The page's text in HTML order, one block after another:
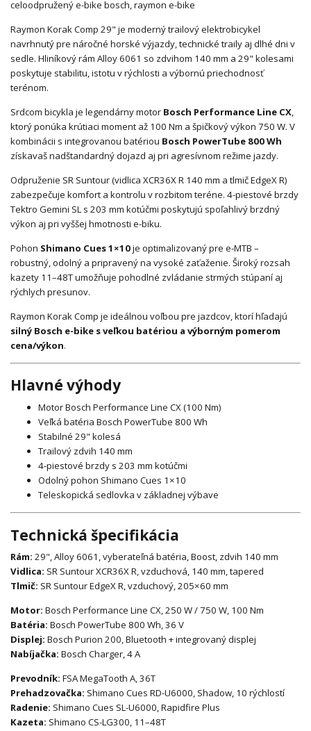
Raymon Korak Comp 29" je moderný trailový elektrobicykel
navrhnutý pre náročné horské výjazdy, technické traily aj dlhé dni v
sedle. Hliníkový rám Alloy 6061 so zdvihom 140 mm a 29" kolesami
poskytuje stabilitu, istotu v rýchlosti a výbornú priechodnosť
terénom.
Srdcom bicykla je legendárny motor Bosch Performance Line CX,
ktorý ponúka krútiaci moment až 100 Nm a špičkový výkon 750 W. V
kombinácii s integrovanou batériou Bosch PowerTube 800 Wh
získavaš nadštandardný dojazd aj pri agresívnom režime jazdy.
Odpruženie SR Suntour (vidlica XCR36X R 140 mm a tlmič EdgeX R)
zabezpečuje komfort a kontrolu v rozbitom teréne. 4-piestové brzdy
Tektro Gemini SL s 203 mm kotúčmi poskytujú spoľahlivý brzdný
výkon aj pri vyššej hmotnosti e-biku.
Pohon Shimano Cues1×10je optimalizovaný pre e-MTB –
robustný, odolný a pripravený na vysoké zaťaženie. Široký rozsah
kazety 11–48T umožňuje pohodlné zvládanie strmých stúpaní aj
rýchlych presunov.
Raymon Korak Comp je ideálnou voľbou pre jazdcov, ktorí hľadajú
silný Bosch e-bike s veľkou batériou a výborným pomerom
cena/výkon.
Hlavné výhody
Motor Bosch Performance Line CX (100 Nm)
Veľká batéria Bosch PowerTube 800 Wh
Stabilné 29" kolesá
Trailový zdvih 140 mm
4-piestové brzdy s 203 mm kotúčmi
Odolný pohon Shimano Cues 1×10
Teleskopická sedlovka v základnej výbave
Technická špecifikácia
Rám: 29", Alloy 6061, vyberateľná batéria, Boost, zdvih 140 mm
Vidlica: SR Suntour XCR36X R, vzduchová, 140 mm, tapered
Tlmič: SR Suntour EdgeX R, vzduchový, 205×60 mm
Motor: Bosch Performance Line CX, 250 W / 750 W, 100 Nm
Batéria: Bosch PowerTube 800 Wh, 36 V
Displej: Bosch Purion 200, Bluetooth + integrovaný displej
Nabíjačka: Bosch Charger, 4 A
Prevodník: FSA MegaTooth A, 36T
Prehadzovačka: Shimano Cues RD-U6000, Shadow, 10 rýchlostí
Radenie: Shimano Cues SL-U6000, Rapidfire Plus
Kazeta: Shimano CS-LG300, 11–48T